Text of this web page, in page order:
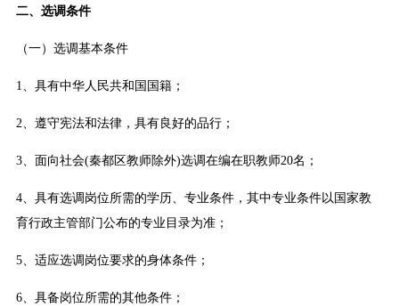
二、选调条件
（一）选调基本条件
1、具有中华人民共和国国籍；
2、遵守宪法和法律，具有良好的品行；
3、面向社会(秦都区教师除外)选调在编在职教师20名；
4、具有选调岗位所需的学历、专业条件，其中专业条件以国家教
育行政主管部门公布的专业目录为准；
5、适应选调岗位要求的身体条件；
6、具备岗位所需的其他条件；